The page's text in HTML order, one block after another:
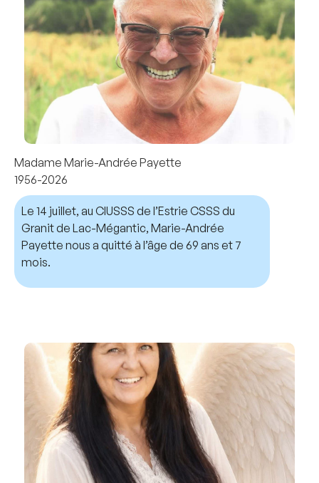
Madame Marie-Andrée Payette
1956-2026
Le 14 juillet, au CIUSSS de l’Estrie CSSS du
Granit de Lac-Mégantic, Marie-Andrée
Payette nous a quitté à l’âge de 69 ans et 7
mois.